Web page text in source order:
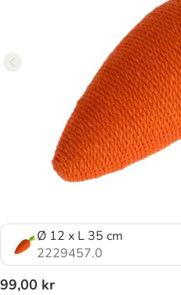
Ø 12 x L 35 cm
2229457.0
99,00 kr